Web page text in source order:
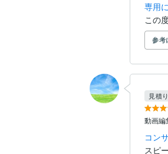
専用
この
参考
見積
動画編
コン
スピ